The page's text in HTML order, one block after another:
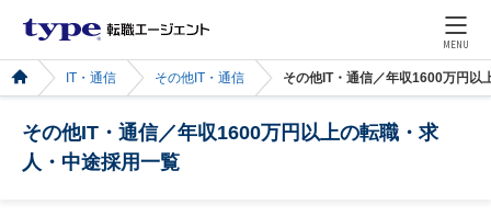
MENU
IT・通信 その他IT・通信 その他IT・通信／年収1600万円以
その他IT・通信／年収1600万円以上の転職・求
人・中途採用一覧